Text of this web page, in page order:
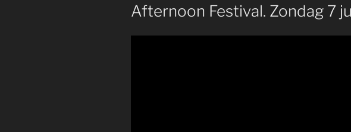
Afternoon Festival. Zondag 7